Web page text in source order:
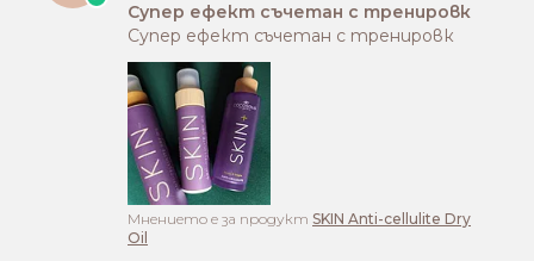
Супер ефект съчетан с тренировк
Супер ефект съчетан с тренировк
Mнението е за продукт SKIN Anti-cellulite Dry
Oil